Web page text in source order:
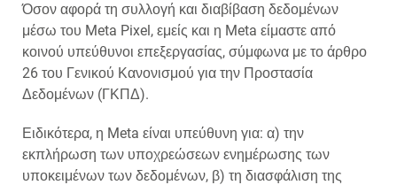
Όσον αφορά τη συλλογή και διαβίβαση δεδομένων
μέσω του Meta Pixel, εμείς και η Meta είμαστε από
κοινού υπεύθυνοι επεξεργασίας, σύμφωνα με το άρθρο
26 του Γενικού Κανονισμού για την Προστασία
Δεδομένων (ΓΚΠΔ).
Ειδικότερα, η Meta είναι υπεύθυνη για: α) την
εκπλήρωση των υποχρεώσεων ενημέρωσης των
υποκειμένων των δεδομένων, β) τη διασφάλιση της